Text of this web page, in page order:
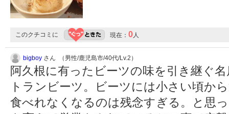
このクチコミに 現在： 0人
bigboy さん （男性/鹿児島市/40代/Lv.2）
阿久根に有ったビーツの味を引き継ぐ
トランビーツ。ビーツには小さい頃か
食べれなくなるのは残念すぎる。と思